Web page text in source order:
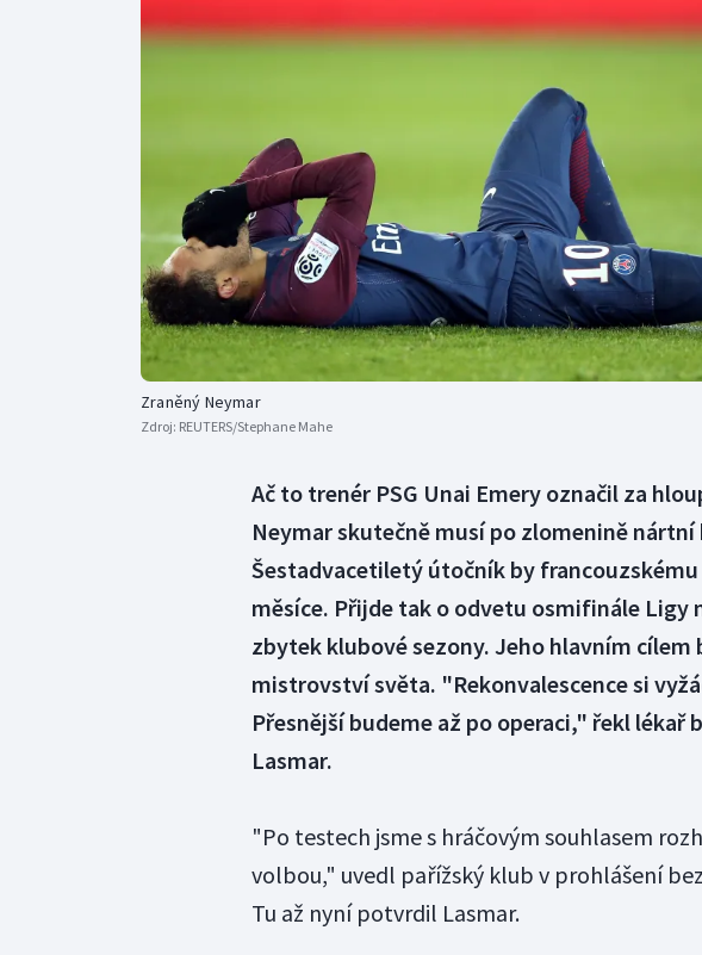
Golf
Gymnastika
Plavání
Plážový
Zraněný Neymar
Zdroj: REUTERS/Stephane Mahe
Ač to trenér PSG Unai Emery označil za
Neymar skutečně musí po zlomenině nártní
Šestadvacetiletý útočník by
měsíce. Přijde tak o odvetu osmifinále Ligy
zbytek klubové sezony. Jeho hlavním
mistrovství světa. "Rekonvalescence si
Přesnější budeme až po operaci," řekl lékař
Lasmar.
"Po testech jsme s hráčovým souhlasem
volbou," uvedl pařížský klub v prohlášení
Tu až nyní potvrdil Lasmar.